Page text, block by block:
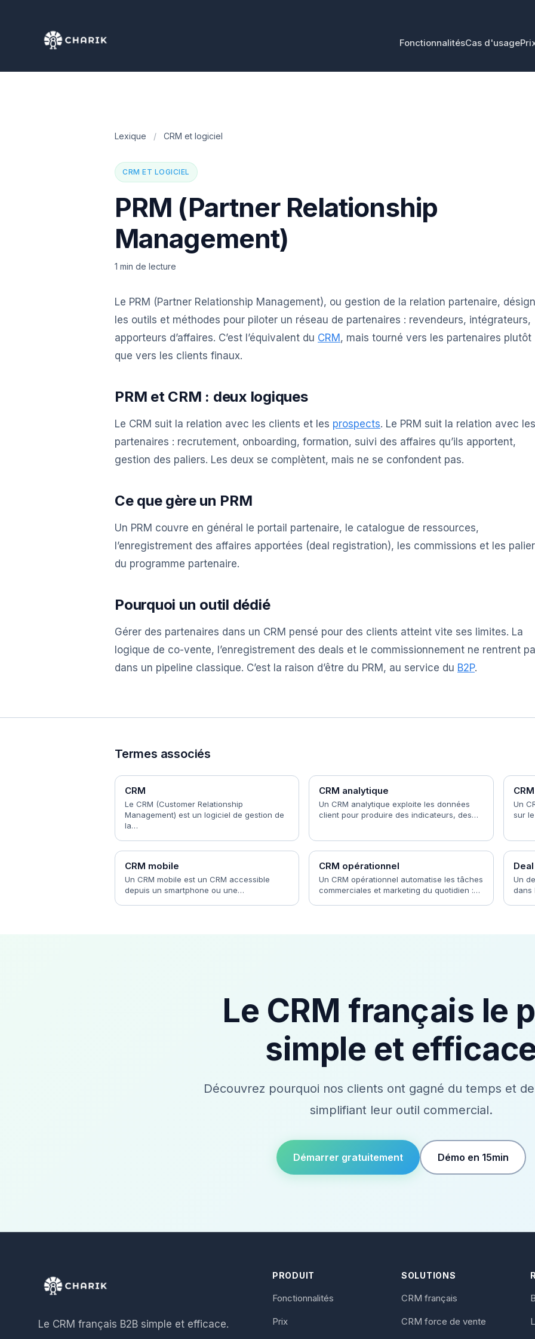
FonctionnalitésCas d'usage
Lexique / CRM et logiciel
CRM ET LOGICIEL
PRM (Partner Relationship
Management)
1 min de lecture
Le PRM (Partner Relationship Management), ou gestion de la relation partenaire,
les outils et méthodes pour piloter un réseau de partenaires : revendeurs, intégrateurs,
apporteurs d’affaires. C’est l’équivalent du CRM , mais tourné vers les partenaires plutôt
que vers les clients finaux.
PRM et CRM : deux logiques
Le CRM suit la relation avec les clients et les prospects. Le PRM suit la relation avec les
partenaires : recrutement, onboarding, formation, suivi des affaires qu’ils apportent,
gestion des paliers. Les deux se complètent, mais ne se confondent pas.
Ce que gère un PRM
Un PRM couvre en général le portail partenaire, le catalogue de ressources,
l’enregistrement des affaires apportées (deal registration), les commissions et les
du programme partenaire.
Pourquoi un outil dédié
Gérer des partenaires dans un CRM pensé pour des clients atteint vite ses limites. La
logique de co-vente, l’enregistrement des deals et le commissionnement ne rentrent
dans un pipeline classique. C’est la raison d’être du PRM, au service du B2P.
Termes associés
CRM
Le CRM (Customer Relationship
Management) est un logiciel de gestion de
la…
CRM analytique
Un CRM analytique exploite les données
client pour produire des indicateurs, des…
Un
sur
CRM mobile
Un CRM mobile est un CRM accessible
depuis un smartphone ou une…
CRM opérationnel
Un CRM opérationnel automatise les tâches
commerciales et marketing du quotidien :…
Deal
Un
dans
Le CRM français le
simple et
Découvrez pourquoi nos clients ont gagné du temps et
simplifiant leur outil commercial.
Démarrer gratuitement Démo en 15min
Le CRM français B2B simple et efficace.
PRODUIT
Fonctionnalités
Prix
SOLUTIONS
CRM français
CRM force de vente